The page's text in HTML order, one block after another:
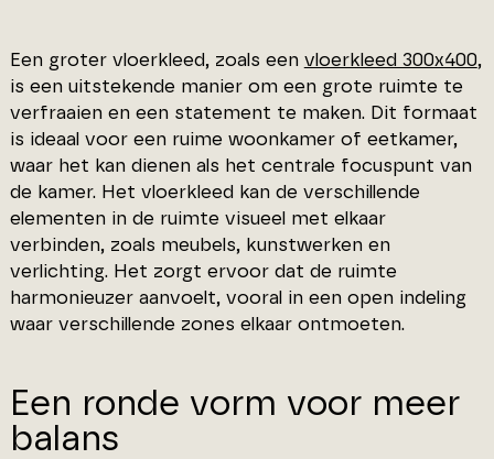
Een groter vloerkleed, zoals een vloerkleed 300x400,
is een uitstekende manier om een grote ruimte te
verfraaien en een statement te maken. Dit formaat
is ideaal voor een ruime woonkamer of eetkamer,
waar het kan dienen als het centrale focuspunt van
de kamer. Het vloerkleed kan de verschillende
elementen in de ruimte visueel met elkaar
verbinden, zoals meubels, kunstwerken en
verlichting. Het zorgt ervoor dat de ruimte
harmonieuzer aanvoelt, vooral in een open indeling
waar verschillende zones elkaar ontmoeten.
Een ronde vorm voor meer
balans